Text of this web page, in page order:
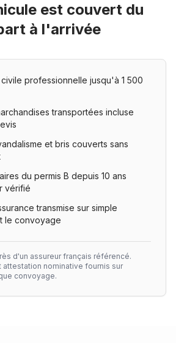
est couvert du
à l'arrivée
professionnelle jusqu'à 1 500
transportées incluse
et bris couverts sans
du permis B depuis 10 ans
vérifié
transmise sur simple
le convoyage
d'un assureur français référencé.
attestation nominative fournis sur
convoyage.